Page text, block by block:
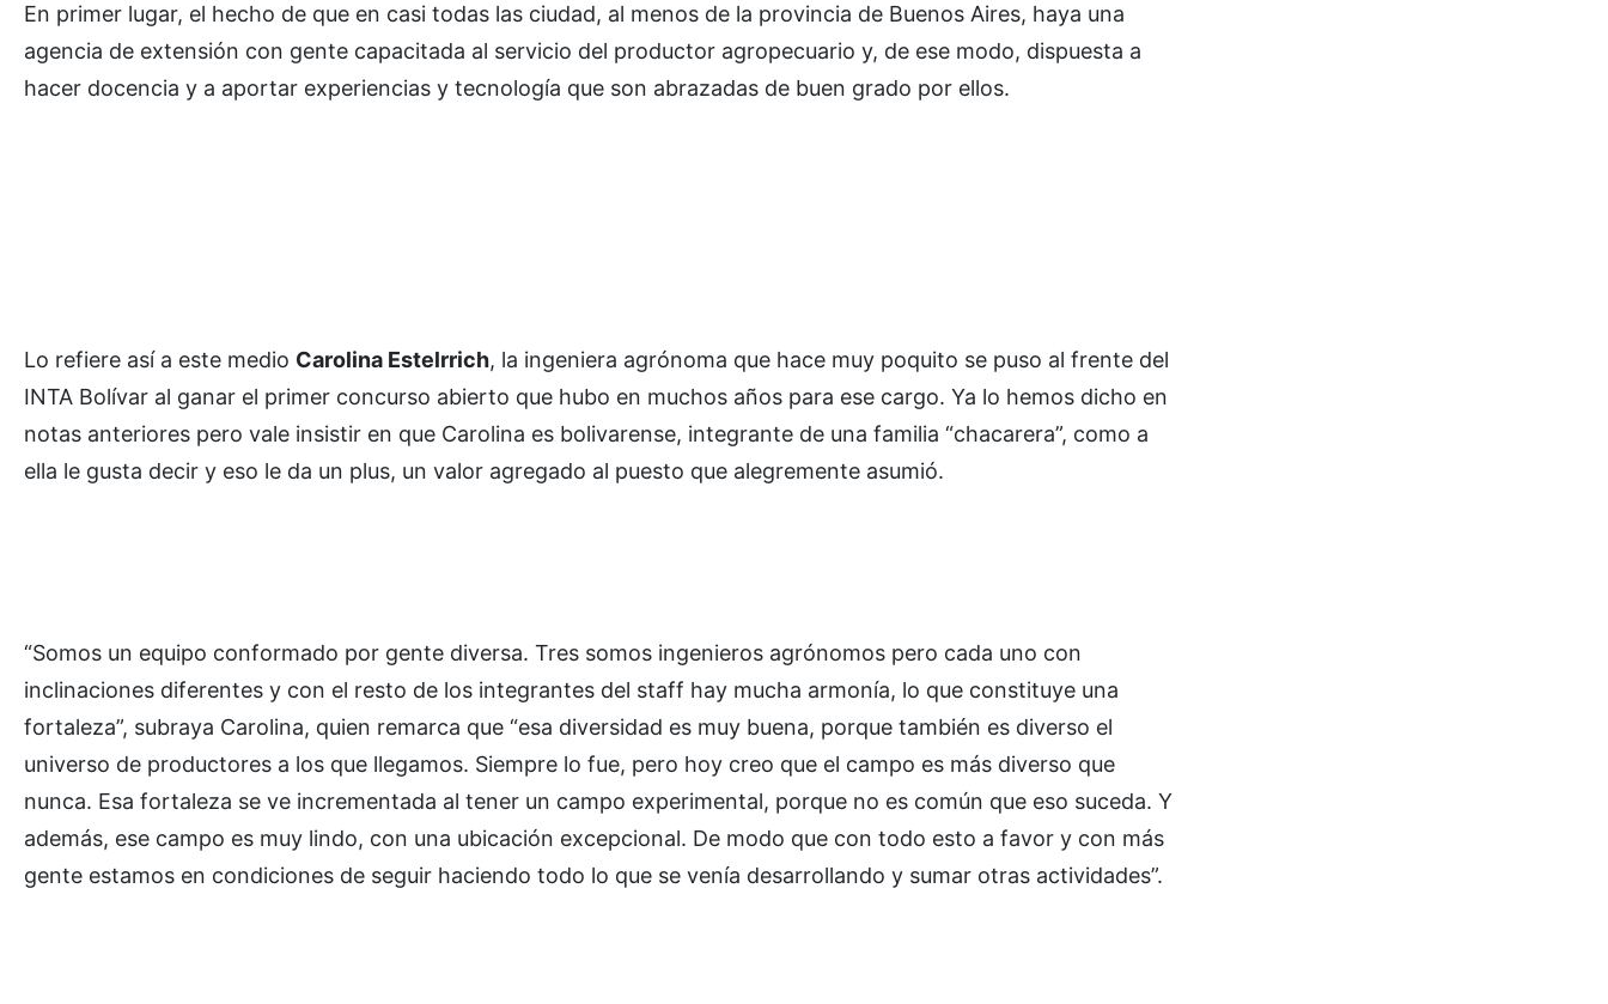
En primer lugar, el hecho de que en casi todas las ciudad, al menos de la provincia de Buenos Aires, haya una
agencia de extensión con gente capacitada al servicio del productor agropecuario y, de ese modo, dispuesta a
hacer docencia y a aportar experiencias y tecnología que son abrazadas de buen grado por ellos.
Lo refiere así a este medio Carolina Estelrrich, la ingeniera agrónoma que hace muy poquito se puso al frente del
INTA Bolívar al ganar el primer concurso abierto que hubo en muchos años para ese cargo. Ya lo hemos dicho en
notas anteriores pero vale insistir en que Carolina es bolivarense, integrante de una familia “chacarera”, como a
ella le gusta decir y eso le da un plus, un valor agregado al puesto que alegremente asumió.
“Somos un equipo conformado por gente diversa. Tres somos ingenieros agrónomos pero cada uno con
inclinaciones diferentes y con el resto de los integrantes del staff hay mucha armonía, lo que constituye una
fortaleza”, subraya Carolina, quien remarca que “esa diversidad es muy buena, porque también es diverso el
universo de productores a los que llegamos. Siempre lo fue, pero hoy creo que el campo es más diverso que
nunca. Esa fortaleza se ve incrementada al tener un campo experimental, porque no es común que eso suceda. Y
además, ese campo es muy lindo, con una ubicación excepcional. De modo que con todo esto a favor y con más
gente estamos en condiciones de seguir haciendo todo lo que se venía desarrollando y sumar otras actividades”.